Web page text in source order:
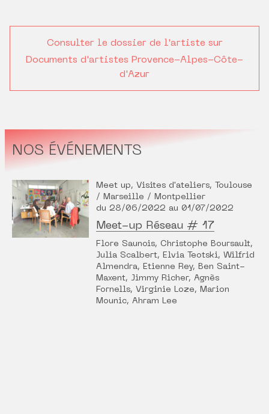
Consulter le dossier de l'artiste sur
Documents d'artistes Provence-Alpes-Côte-
d'Azur
NOS ÉVÉNEMENTS
Meet up, Visites d'ateliers, Toulouse
/ Marseille / Montpellier
du 28/06/2022 au 01/07/2022
Meet-up Réseau # 17
Flore Saunois, Christophe Boursault,
Julia Scalbert, Elvia Teotski, Wilfrid
Almendra, Etienne Rey, Ben Saint-
Maxent, Jimmy Richer, Agnès
Fornells, Virginie Loze, Marion
Mounic, Ahram Lee